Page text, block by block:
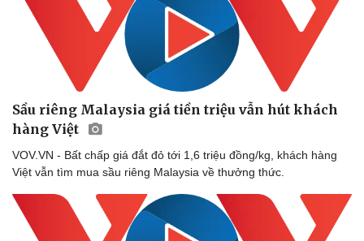
Sầu riêng Malaysia giá tiền triệu vẫn hút khách
hàng Việt
VOV.VN - Bất chấp giá đắt đỏ tới 1,6 triệu đồng/kg, khách hàng
Việt vẫn tìm mua sầu riêng Malaysia về thưởng thức.